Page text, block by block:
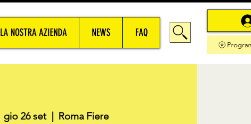
LA NOSTRA AZIENDA NEWS FAQ
gio 26 set
  |
Roma Fiere